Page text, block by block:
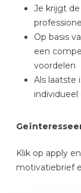
Je krijgt
Op basis
een
voordelen
Als laatste
individueel
Klik op apply
motivatiebrief